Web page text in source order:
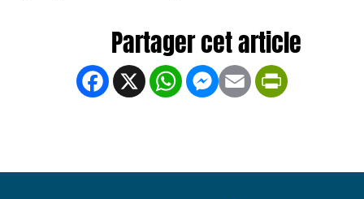
Facebook
X WhatsApp
Messenger
Email